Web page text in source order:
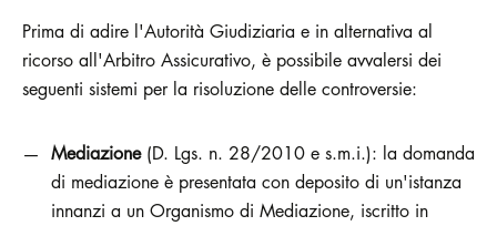
Prima di adire l'Autorità Giudiziaria e in alternativa al
ricorso all'Arbitro Assicurativo, è possibile avvalersi dei
seguenti sistemi per la risoluzione delle controversie:
Mediazione(D. Lgs. n. 28/2010 e s.m.i.): la domanda
di mediazione è presentata con deposito di un'istanza
innanzi a un Organismo di Mediazione, iscritto in